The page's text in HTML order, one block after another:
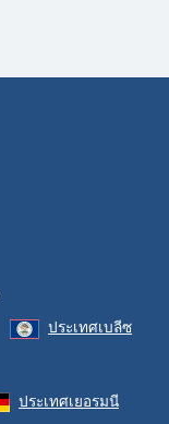
ประเทศเบลีซ
ประเทศเยอรมนี